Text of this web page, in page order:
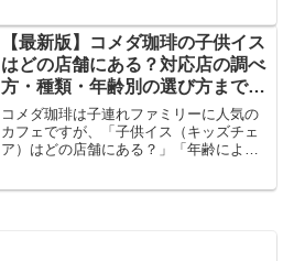
まざまな特典を受けられます。この記事
では、・神奈川県のコメダ珈...
【最新版】コメダ珈琲の子供イス
はどの店舗にある？対応店の調べ
方・種類・年齢別の選び方まで徹
底解説！
コメダ珈琲は子連れファミリーに人気の
カフェですが、「子供イス（キッズチェ
ア）はどの店舗にある？」「年齢によっ